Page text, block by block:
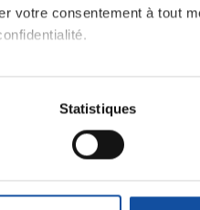
votre consentement à tout
qui peuvent être
à tout moment à partir de la
Statistiques